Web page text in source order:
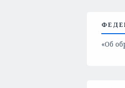
«Об